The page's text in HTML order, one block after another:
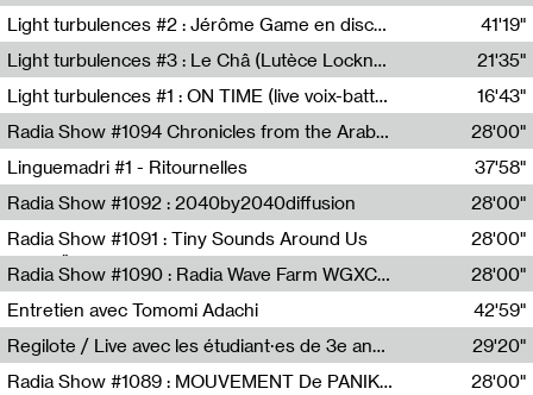
Usmaradio
Light turbulences #2 : Jérôme Game en discussion avec Thomas Corlin
41'19"
Light turbulences #3 : Le Châ (Lutèce Lockness)
Lutèce Lockness
21'35"
Light turbulences #1 : ON TIME (live voix-batterie) avec Jérôme Game & Jean-Michel Espitallier
Jérôme Game,Jean-Michel Espitallier
16'43"
Radia Show #1094 Chronicles from the Arab Cold War by Ghazi Barakat
Reboot.fm
28'00"
Linguemadri #1 - Ritournelles
Meris Angioletti
37'58"
Radia Show #1092 : 2040by2040diffusion
Diffusion FM
28'00"
Radia Show #1091 : Tiny Sounds Around Us
Radio Študent
28'00"
Radia Show #1090 : Radia Wave Farm WGXC Corey De Juan Sherrard Jr Startalk
Wave Farm
28'00"
Entretien avec Tomomi Adachi
Tomomi Adachi,Loraine Baud
42'59"
Regilote / Live avec les étudiant·es de 3e année de l'EMA
Nima Henryon,Athéna Noël,Amir Genillon,Ibourayane Ahmadi,Manelle Cherrih,Honorine Gibello,John Weeber,Manon Joseph
29'20"
Radia Show #1089 : MOUVEMENT De PANIK (Radio Panik)
28'00"